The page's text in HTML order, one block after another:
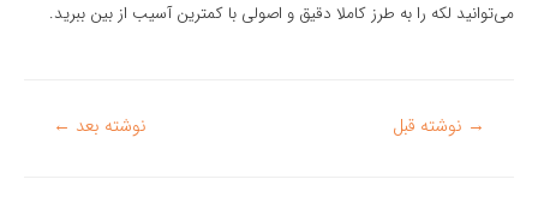
می‌توانید لکه را به طرز کاملا دقیق و اصولی با کمترین آسیب از بین ببرید.
راهبری→ نوشته قبل نوشته بعد ←